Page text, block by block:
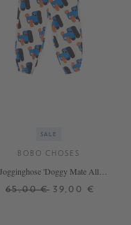
SALE
BOBO CHOSES
Jogginghose 'Doggy Mate All
65,00 € 39,00 €